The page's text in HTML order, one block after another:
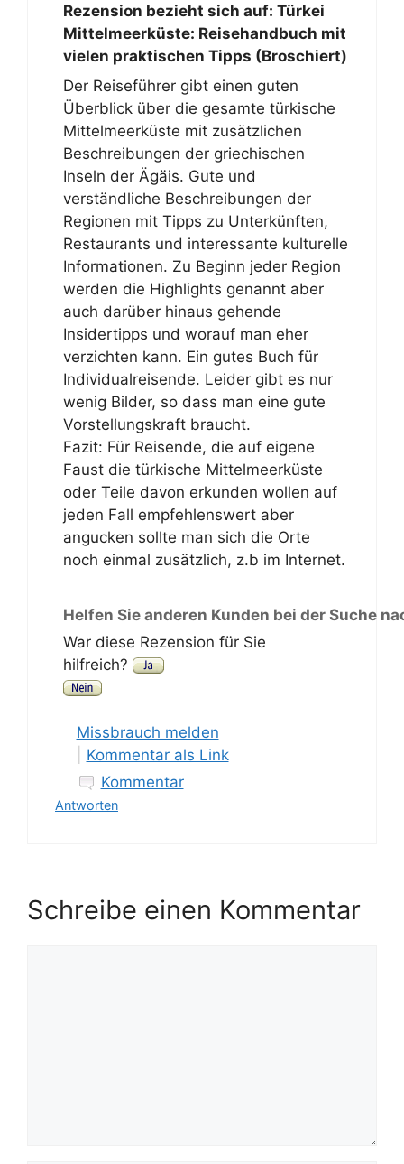
Rezension bezieht sich auf: Türkei
Mittelmeerküste: Reisehandbuch mit
vielen praktischen Tipps (Broschiert)
Der Reiseführer gibt einen guten
Überblick über die gesamte türkische
Mittelmeerküste mit zusätzlichen
Beschreibungen der griechischen
Inseln der Ägäis. Gute und
verständliche Beschreibungen der
Regionen mit Tipps zu Unterkünften,
Restaurants und interessante kulturelle
Informationen. Zu Beginn jeder Region
werden die Highlights genannt aber
auch darüber hinaus gehende
Insidertipps und worauf man eher
verzichten kann. Ein gutes Buch für
Individualreisende. Leider gibt es nur
wenig Bilder, so dass man eine gute
Vorstellungskraft braucht.
Fazit: Für Reisende, die auf eigene
Faust die türkische Mittelmeerküste
oder Teile davon erkunden wollen auf
jeden Fall empfehlenswert aber
angucken sollte man sich die Orte
noch einmal zusätzlich, z.b im Internet.
Helfen Sie anderen Kunden bei der Suche
War diese Rezension für Sie
hilfreich?
Missbrauch melden
Kommentar als Link
Kommentar
Antworten
Schreibe einen Kommentar